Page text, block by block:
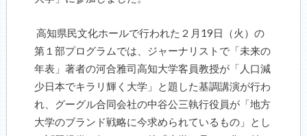
高知県民文化ホールで行われた２月 19日（火）の
第１部プログラムでは、ジャーナリストで「未来の
年表」著者の河合雅司高知大学客員教授が「人口減
少日本でキラリ輝く大学」と題した基調講演が行わ
れ、グーグル合同会社の中谷公三執行役員が「地方
大学のブランド戦略に今求められているもの」とし